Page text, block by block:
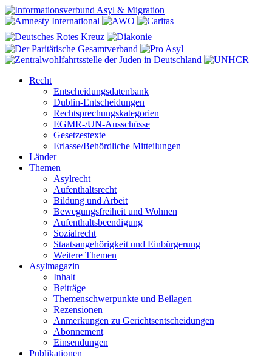
Recht
Entscheidungsdatenbank
Dublin-Entscheidungen
Rechtsprechungskategorien
EGMR-/UN-Ausschüsse
Gesetzestexte
Erlasse/Behördliche Mitteilungen
Länder
Themen
Asylrecht
Aufenthaltsrecht
Bildung und Arbeit
Bewegungsfreiheit und Wohnen
Aufenthaltsbeendigung
Sozialrecht
Staatsangehörigkeit und Einbürgerung
Weitere Themen
Asylmagazin
Inhalt
Beiträge
Themenschwerpunkte und Beilagen
Rezensionen
Anmerkungen zu Gerichtsentscheidungen
Abonnement
Einsendungen
Publikationen